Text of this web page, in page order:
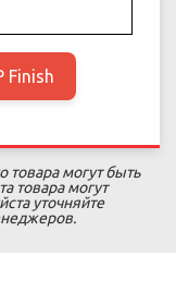
Finish
товара могут быть
товара могут
уточняйте